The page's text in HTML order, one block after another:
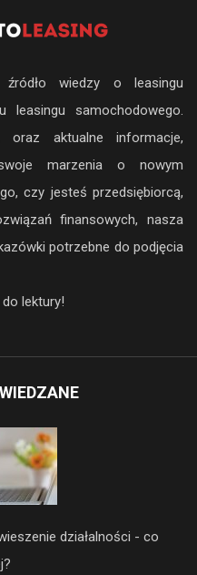
wiedzy o leasingu
leasingu samochodowego.
oraz aktualne informacje,
marzenia o nowym
czy jesteś przedsiębiorcą,
finansowych, nasza
potrzebne do podjęcia
lektury!
działalności - co